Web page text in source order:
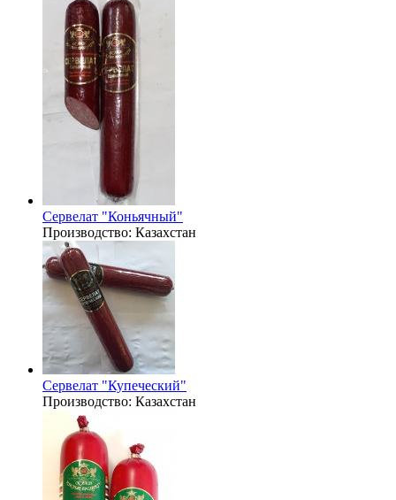
Сервелат "Коньячный"
Производство: Казахстан
Сервелат "Купеческий"
Производство: Казахстан